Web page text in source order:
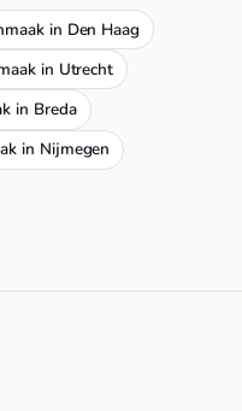
in Den Haag
in Utrecht
in Breda
in Nijmegen